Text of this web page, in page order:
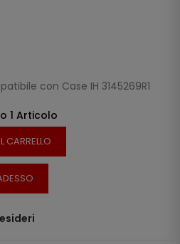
con Case IH 3145269R1
1 Articolo
CARRELLO